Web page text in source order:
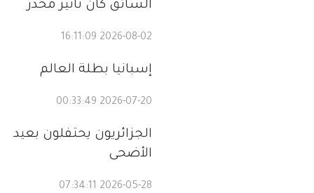
السائق كان تأثير مخدر
2026-08-02 16:11:09
إسبانيا بطلة العالم
2026-07-20 00:33:49
الجزائريون يحتفلون بعيد
الأضحى
2026-05-28 07:34:11